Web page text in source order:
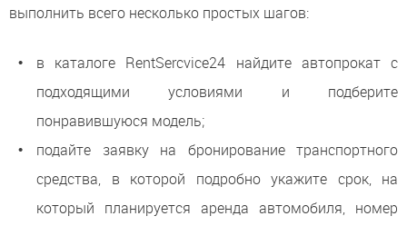
выполнить всего несколько простых шагов:
в каталоге RentSercvice24 найдите автопрокат с
подходящими условиями и подберите
понравившуюся модель;
подайте заявку на бронирование транспортного
средства, в которой подробно укажите срок, на
который планируется аренда автомобиля, номер